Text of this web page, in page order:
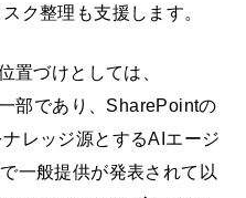
ク整理も支援します。
置づけとしては、
部であり、SharePointの
レッジ源とするAIエージ
一般提供が発表されて以